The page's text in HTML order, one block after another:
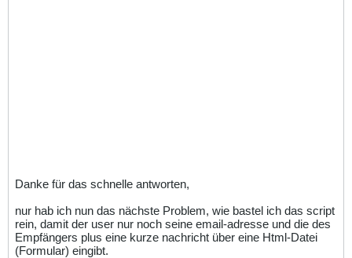
Danke für das schnelle antworten,
nur hab ich nun das nächste Problem, wie bastel ich das script
rein, damit der user nur noch seine email-adresse und die des
Empfängers plus eine kurze nachricht über eine Html-Datei
(Formular) eingibt.